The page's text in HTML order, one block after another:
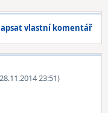
vlastní komentář
23:51)